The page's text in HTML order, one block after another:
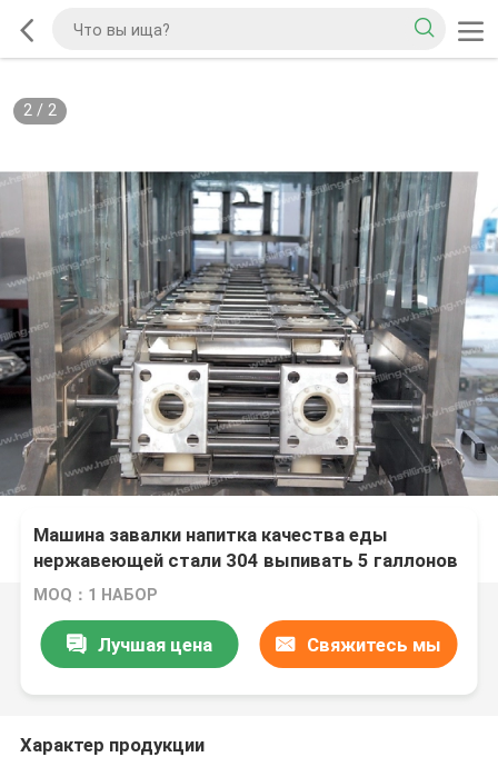
1/ 2
Машина завалки напитка качества еды
нержавеющей стали 304 выпивать 5 галлонов
MOQ：1 НАБОР
Лучшая цена Свяжитесь мы
Характер продукции